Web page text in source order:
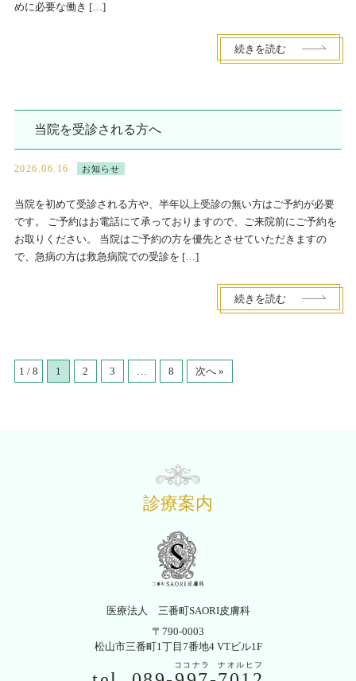
めに必要な働き […]
続きを読む
当院を受診される方へ
2026.06.16 お知らせ
当院を初めて受診される方や、半年以上受診の無い方はご予約が必要
です。 ご予約はお電話にて承っておりますので、ご来院前にご予約を
お取りください。 当院はご予約の方を優先とさせていただきますの
で、急病の方は救急病院での受診を […]
続きを読む
1 / 8 1 2 3 8 次へ »
診療案内
医療法人 三番町SAORI皮膚科
〒790-0003
松山市三番町1丁目7番地4 VTビル1F
ココナラ ナオルヒフ